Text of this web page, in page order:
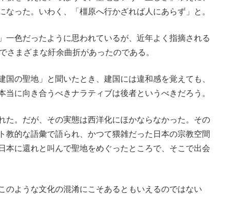
った。いわく、「橿原へ行かざれば人にあらず」と。
色だったように思われているが、近年よく指摘される
さまざまな紆余曲折があったのである。
の聖地」と聞いたとき、建国には違和感を覚えても、
に向き合うべきナラティブは後者というべきだろう。
。だが、その実態は西洋化にほかならなかった。その
教的な語彙で語られ、かつて猥雑だった日本の宗教空間
本に還れと叫んで聖地をめぐったところで、そこで出会
ような文化の混淆にこそあるともいえるのではない